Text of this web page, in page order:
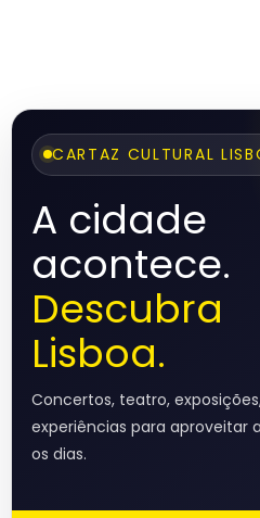
CARTAZ CULTURAL
A cidade
acontece.
Descubra
Lisboa.
Concertos, teatro,
experiências para aproveitar
os dias.